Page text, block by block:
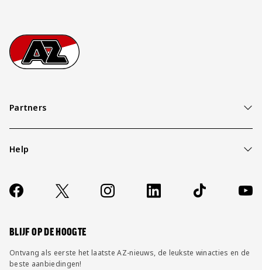
Footer
Ga naar onze homepage
Partners
Help
Contact
FAQ
Socials
https://www.facebook.com/AZAlkmaar
X Instagram LinkedIn TikTok
BLIJF OP DE HOOGTE
Ontvang als eerste het laatste AZ-nieuws, de leukste winacties en de
beste aanbiedingen!